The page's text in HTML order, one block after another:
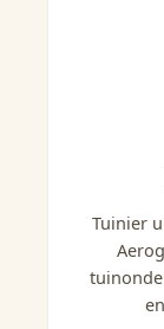
Tuinier